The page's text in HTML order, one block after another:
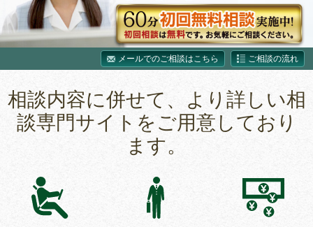
メールでのご相談はこちら ご相談の流れ
相談内容に併せて、より詳しい相
談専門サイトをご用意しており
ます。